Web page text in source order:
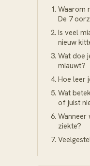
Waarom
De 7
Is veel
nieuw
Wat doe
miauwt?
Hoe leer
Wat
of juist
Wanneer
ziekte?